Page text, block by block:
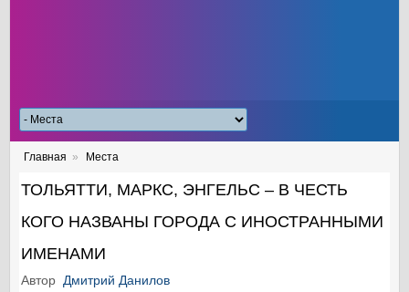
Главная » Места
ТОЛЬЯТТИ, МАРКС, ЭНГЕЛЬС – В ЧЕСТЬ
КОГО НАЗВАНЫ ГОРОДА С ИНОСТРАННЫМИ
ИМЕНАМИ
Автор Дмитрий Данилов